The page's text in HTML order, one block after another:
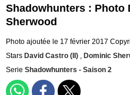
Shadowhunters : Photo
Sherwood
Photo ajoutée le 17 février 2017
Stars David Castro (II) , Dominic
Serie Shadowhunters - Saison 2